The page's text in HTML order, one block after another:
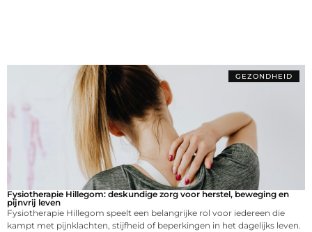
GEZONDHEID
Fysiotherapie Hillegom: deskundige zorg voor herstel, beweging en
pijnvrij leven
Fysiotherapie Hillegom speelt een belangrijke rol voor iedereen die
kampt met pijnklachten, stijfheid of beperkingen in het dagelijks leven.